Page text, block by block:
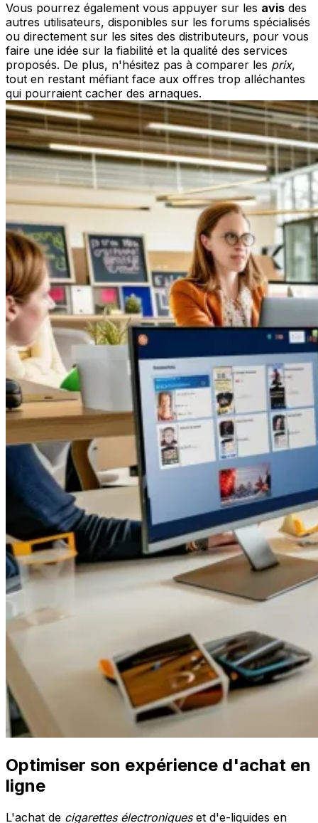
Vous pourrez également vous appuyer sur les avis des
autres utilisateurs, disponibles sur les forums spécialisés
ou directement sur les sites des distributeurs, pour vous
faire une idée sur la fiabilité et la qualité des services
proposés. De plus, n'hésitez pas à comparer les prix,
tout en restant méfiant face aux offres trop alléchantes
qui pourraient cacher des arnaques.
Optimiser son expérience d'achat en
ligne
L'achat de cigarettes électroniqueset d'e-liquides en